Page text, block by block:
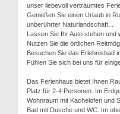
unser liebevoll verträumtes
Genießen Sie einen Urlaub in
unberührter Naturlandschaft...
Lassen Sie Ihr Auto stehen und
Nutzen Sie die örtlichen
Besuchen Sie das Erlebnisbad
Fühlen Sie sich bei uns für
Das Ferienhaus bietet Ihnen
Platz für 2-4 Personen. Im
Wohnraum mit Kachelofen und
Bad mit Dusche und WC. Im